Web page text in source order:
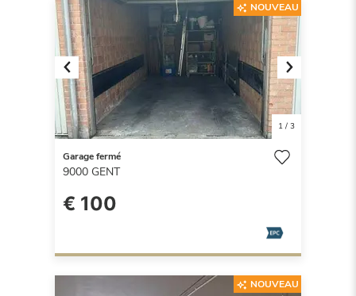
Previous Next
1/ 3
NOUVEAU
Garage fermé
9000 GENT
€ 100
NOUVEAU